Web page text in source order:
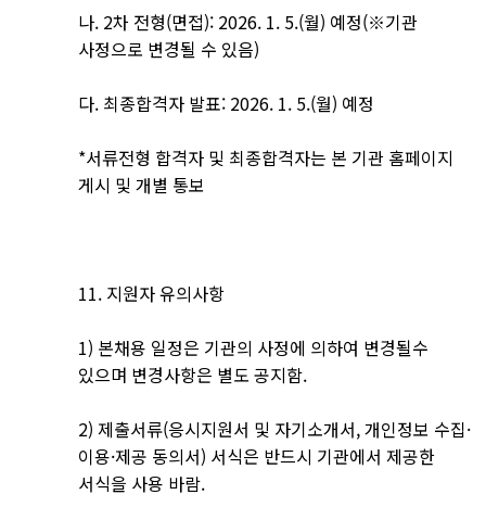
나. 2차 전형(면접): 2026. 1. 5.(월) 예정(※기관
사정으로 변경될 수 있음)
다. 최종합격자 발표: 2026. 1. 5.(월) 예정
*서류전형 합격자 및 최종합격자는 본 기관 홈페이지
게시 및 개별 통보
11. 지원자 유의사항
1) 본채용 일정은 기관의 사정에 의하여 변경될수
있으며 변경사항은 별도 공지함.
2) 제출서류(응시지원서 및 자기소개서, 개인정보 수집·
이용·제공 동의서) 서식은 반드시 기관에서 제공한
서식을 사용 바람.